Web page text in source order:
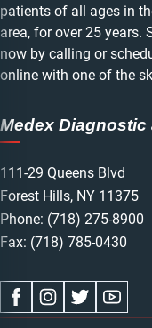
patients of all ages in
area, for over 25 years.
now by calling or
online with one of the
Medex Diagnostic
111-29 Queens Blvd
Forest Hills, NY 11375
Phone: (718) 275-8900
Fax: (718) 785-0430